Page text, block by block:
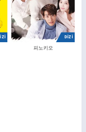
DİZİ
피노키오